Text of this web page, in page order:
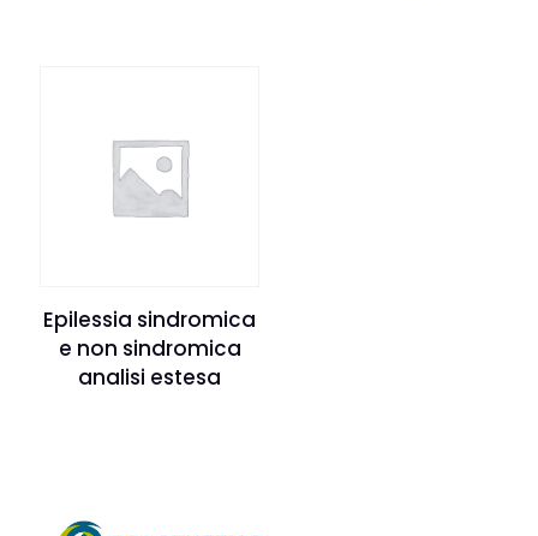
Epilessia sindromica
e non sindromica
analisi estesa